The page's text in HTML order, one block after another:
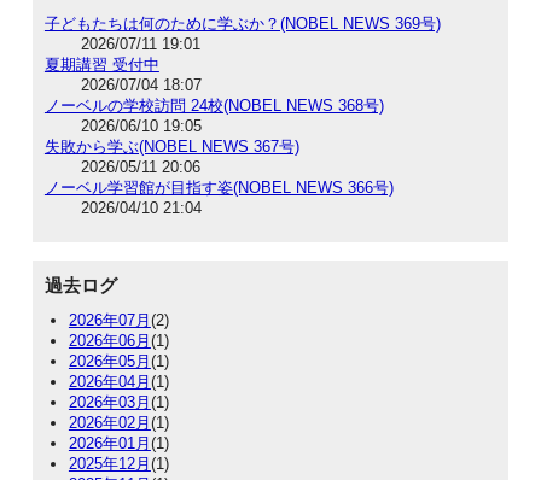
子どもたちは何のために学ぶか？(NOBEL NEWS 369号)
2026/07/11 19:01
夏期講習 受付中
2026/07/04 18:07
ノーベルの学校訪問 24校(NOBEL NEWS 368号)
2026/06/10 19:05
失敗から学ぶ(NOBEL NEWS 367号)
2026/05/11 20:06
ノーベル学習館が目指す姿(NOBEL NEWS 366号)
2026/04/10 21:04
過去ログ
2026年07月 (2)
2026年06月 (1)
2026年05月 (1)
2026年04月 (1)
2026年03月 (1)
2026年02月 (1)
2026年01月 (1)
2025年12月 (1)